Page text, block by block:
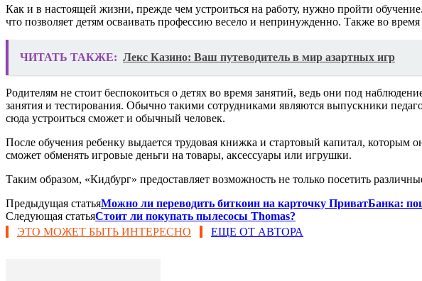
Как и в настоящей жизни, прежде чем устроиться на работу, нужно пройти
что позволяет детям осваивать профессию весело и непринужденно. Также во
ЧИТАТЬ ТАКЖЕ: Лекс Казино: Ваш путеводитель в мир азартных игр
Родителям не стоит беспокоиться о детях во время занятий, ведь они под
занятия и тестирования. Обычно такими сотрудниками являются выпускники
сюда устроиться сможет и обычный человек.
После обучения ребенку выдается трудовая книжка и стартовый капитал, которым
сможет обменять игровые деньги на товары, аксессуары или игрушки.
Таким образом, «Кидбург» предоставляет возможность не только посетить
Предыдущая статьяМожно ли переводить биткоин на карточку ПриватБанка:
Следующая статьяСтоит ли покупать пылесосы Thomas?
ЭТО МОЖЕТ БЫТЬ ИНТЕРЕСНО
ЕЩЕ ОТ АВТОРА